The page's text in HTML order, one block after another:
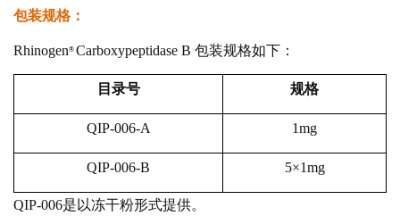
包装规格：
Rhinogen® Carboxypeptidase B 包装规格如下：
目录号 规格
QIP-006-A 1mg
QIP-006-B 5×1mg
QIP-006是以冻干粉形式提供。